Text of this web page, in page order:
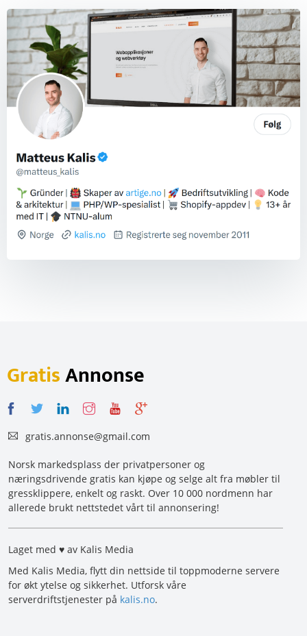
GratisAnnonse
gratis.annonse@gmail.com
Norsk markedsplass der privatpersoner og
næringsdrivende gratis kan kjøpe og selge alt fra møbler til
gressklippere, enkelt og raskt. Over 10 000 nordmenn har
allerede brukt nettstedet vårt til annonsering!
Laget med ♥ av Kalis Media
Med Kalis Media, flytt din nettside til toppmoderne servere
for økt ytelse og sikkerhet. Utforsk våre
serverdriftstjenester på kalis.no.